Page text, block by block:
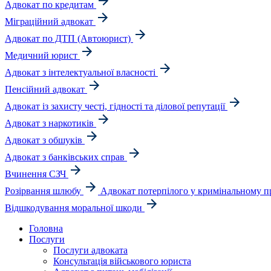
Адвокат по кредитам
Міграційний адвокат
Адвокат по ДТП (Автоюрист)
Медичний юрист
Адвокат з інтелектуальної власності
Пенсійний адвокат
Адвокат із захисту честі, гідності та ділової репутації
Адвокат з наркотиків
Адвокат з обшуків
Адвокат з банківських справ
Вчинення СЗЧ
Розірвання шлюбу
Адвокат потерпілого у кримінальному
Відшкодування моральної шкоди
Головна
Послуги
Послуги адвоката
Консультація військового юриста